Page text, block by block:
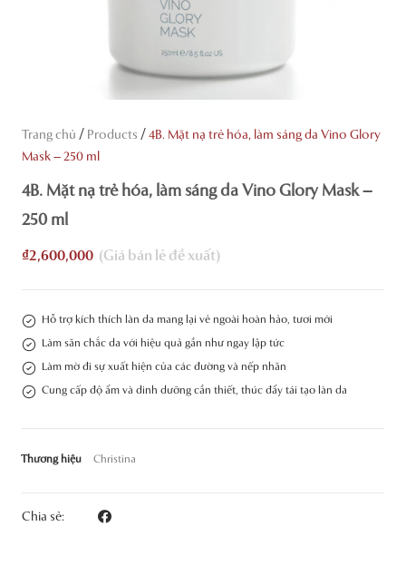
Trang chủ / Products / 4B. Mặt nạ trẻ hóa, làm sáng da Vino Glory
Mask – 250 ml
4B. Mặt nạ trẻ hóa, làm sáng da Vino Glory Mask –
250 ml
₫2,600,000
Hỗ trợ kích thích làn da mang lại vẻ ngoài hoàn hảo, tươi mới
Làm săn chắc da với hiệu quả gần như ngay lập tức
Làm mờ đi sự xuất hiện của các đường và nếp nhăn
Cung cấp độ ẩm và dinh dưỡng cần thiết, thúc đẩy tái tạo làn da
Thương hiệu Christina
Chia sẻ: